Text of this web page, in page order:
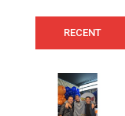
RECENT